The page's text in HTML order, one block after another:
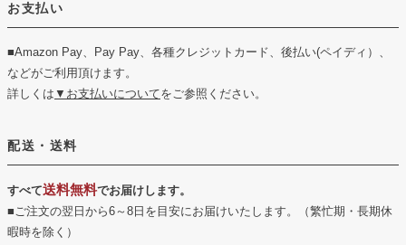
お支払い
■Amazon Pay、Pay Pay、各種クレジットカード、後払い(ペイディ）、
などがご利用頂けます。
詳しくは ▼お支払いについてをご参照ください。
配送・送料
すべて送料無料でお届けします。
■ご注文の翌日から6～8日を目安にお届けいたします。（繁忙期・長期休
暇時を除く）